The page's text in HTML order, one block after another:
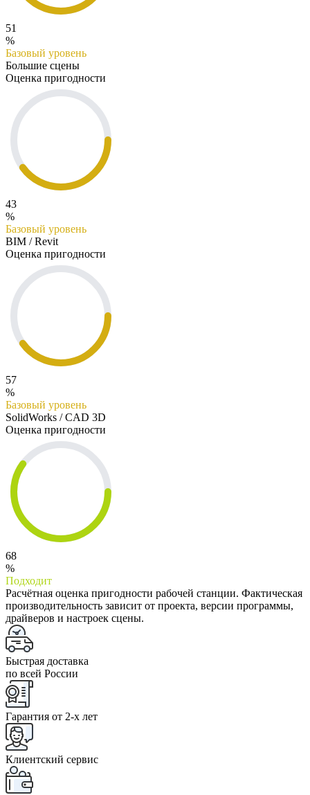
51
%
Базовый уровень
Большие сцены
Оценка пригодности
43
%
Базовый уровень
BIM / Revit
Оценка пригодности
57
%
Базовый уровень
SolidWorks / CAD 3D
Оценка пригодности
68
%
Подходит
Расчётная оценка пригодности рабочей станции. Фактическая
производительность зависит от проекта, версии программы,
драйверов и настроек сцены.
Быстрая доставка
по всей России
Гарантия от 2-x лет
Клиентский сервис